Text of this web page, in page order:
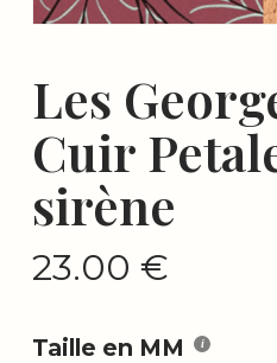
Les
Cuir
sirène
23.00 €
Taille en MM